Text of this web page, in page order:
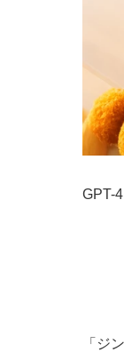
GPT-
「ジ